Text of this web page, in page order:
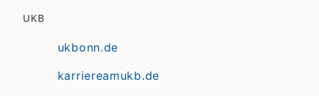
UKB
ukbonn.de
karriereamukb.de